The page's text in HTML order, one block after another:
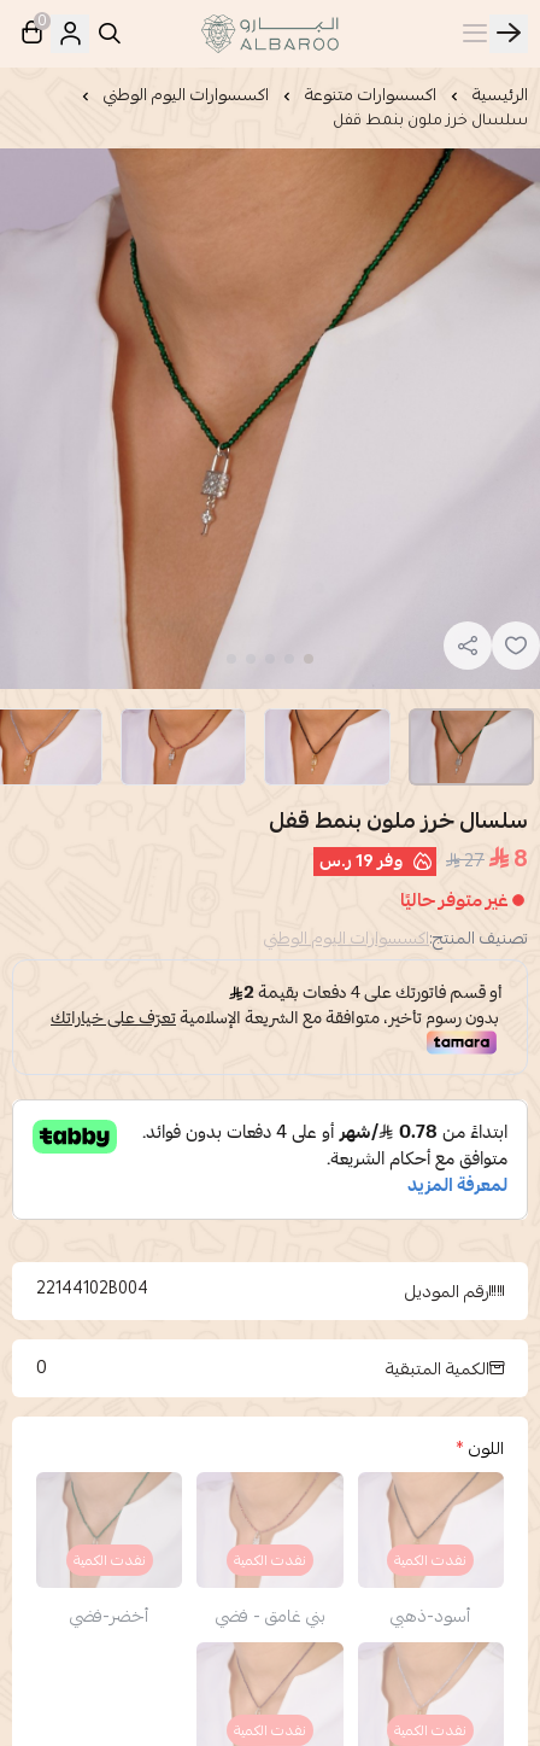
البارو | Albaroo
0
الرئيسية اكسسوارات متنوعة اكسسوارات اليوم الوطني
سلسال خرز ملون بنمط قفل
سلسال خرز ملون بنمط قفل
8
27 وفر19 ر.س
غير متوفر حاليًا
تصنيف المنتج:اكسسوارات اليوم الوطني
رقم الموديل 22144102B004
الكمية المتبقية 0
اللون*
نفدت الكمية
أسود-ذهبي
نفدت الكمية
بني غامق - فضي
نفدت الكمية
أخضر-فضي
نفدت الكمية نفدت الكمية